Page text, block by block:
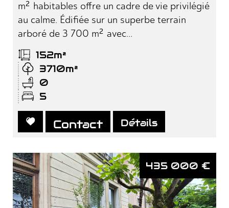
m² habitables offre un cadre de vie privilégié
au calme. Édifiée sur un superbe terrain
arboré de 3 700 m² avec...
152m²
3710m²
0
5
Contact Détails
435 000 €